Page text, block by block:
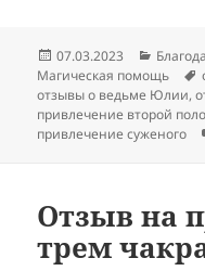
Опубликовано
07.03.2023
Магическая помощь
отзывы о ведьме Юлии,
привлечение второй
привлечение суженого
Отзыв на
трем